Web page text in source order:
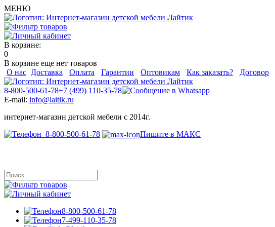
МЕНЮ
В корзине:
0
В корзине еще нет товаров
О нас Доставка Оплата Гарантии Оптовикам Как заказать? Договор
8-800-500-61-78+7 (499) 110-35-78
E-mail: info@laitik.ru
интернет-магазин детской мебели с 2014г.
8-800-500-61-78
Пишите в МАКС
8-800-500-61-78
7-499-110-35-78